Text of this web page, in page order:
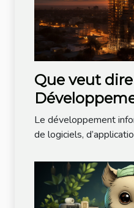
Que veut dire
informatique
Le développement
de logiciels,